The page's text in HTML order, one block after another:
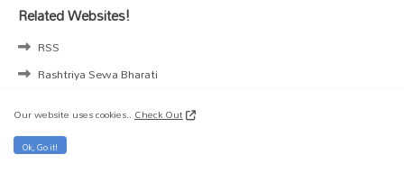
Related Websites!
RSS
Rashtriya Sewa Bharati
Vishva Hindu Parishad
Hindu Yuva Vahini
Our website uses cookies..Check Out
Ok, Go it!